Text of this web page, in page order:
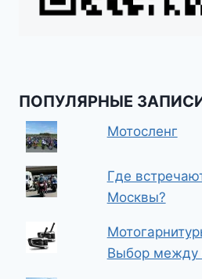
ПОПУЛЯРНЫЕ
Мотосленг
Где
Москвы?
Выбор между